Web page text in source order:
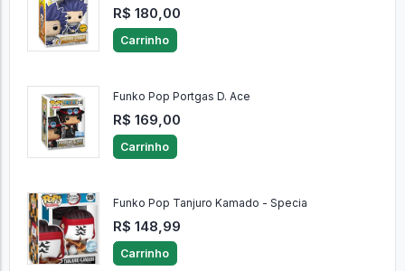
R$ 180,00
Carrinho
Funko Pop Portgas D. Ace
R$ 169,00
Carrinho
Funko Pop Tanjuro Kamado - Specia
R$ 148,99
Carrinho